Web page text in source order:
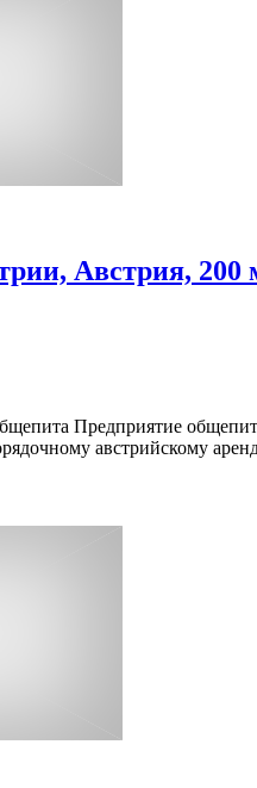
Австрия, 200
Предприятие
австрийскому